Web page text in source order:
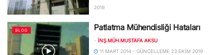
2019
BLOG Patlatma Mühendisliği Hataları
- İNŞ.MÜH.MUSTAFA AKSU
11 MART 2014 - GÜNCELLEME 23 EKIM 2019